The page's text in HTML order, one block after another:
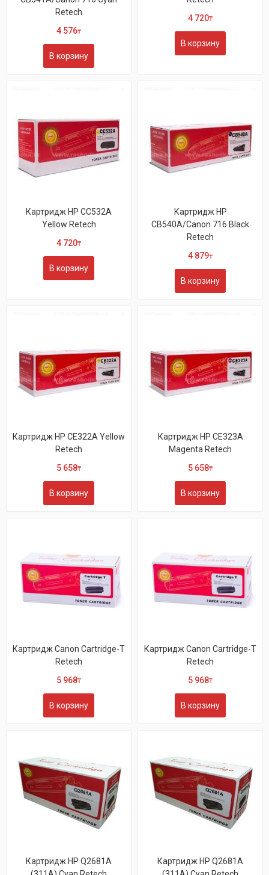
Retech
4 576₸
В корзину
4 720₸
В корзину
Картридж HP CC532A
Yellow Retech
4 720₸
В корзину
Картридж HP
CB540A/Canon 716 Black
Retech
4 879₸
В корзину
Картридж HP CE322A Yellow
Retech
5 658₸
В корзину
Картридж HP CE323A
Magenta Retech
5 658₸
В корзину
Картридж Canon Cartridge-T
Retech
5 968₸
В корзину
Картридж Canon Cartridge-T
Retech
5 968₸
В корзину
Картридж HP Q2681A
Картридж HP Q2681A